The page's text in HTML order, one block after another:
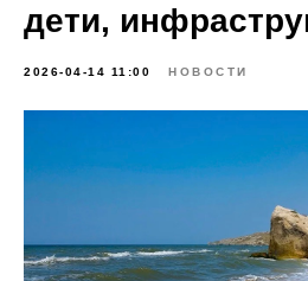
дети,
2026-04-14 11:00 НОВОСТИ